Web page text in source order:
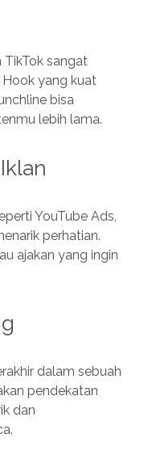
sangat
yang kuat
bisa
lebih lama.
YouTube Ads,
perhatian.
ajakan yang ingin
dalam sebuah
pendekatan
dan